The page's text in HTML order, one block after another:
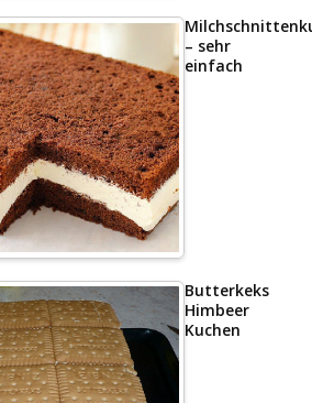
– sehr
einfach
Butterkeks
Himbeer
Kuchen